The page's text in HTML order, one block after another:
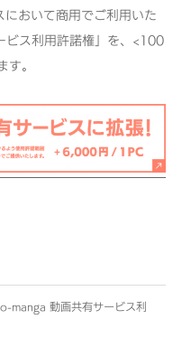
おいて商用でご利用いた
ビス利用許諾権」を、<100
。
manga 動画共有サービス利